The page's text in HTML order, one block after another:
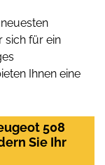
sich für ein
Ihnen eine
508
Sie Ihr